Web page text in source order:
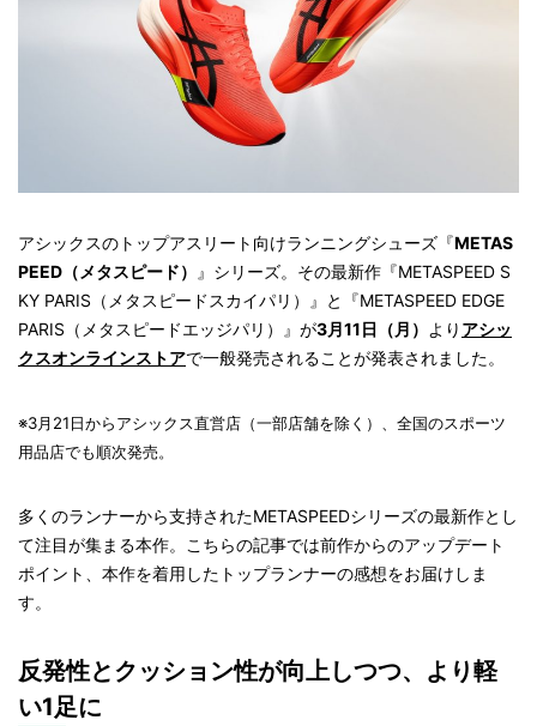
アシックスのトップアスリート向けランニングシューズ『METAS
PEED（メタスピード）
』シリーズ。その最新作『METASPEED S
KY PARIS（メタスピードスカイパリ）』と『METASPEED EDGE
PARIS（メタスピードエッジパリ）』が3月11日（月） より アシッ
クスオンラインストアで一般発売されることが発表されました。
※3月21日からアシックス直営店（一部店舗を除く）、全国のスポーツ
用品店でも順次発売。
多くのランナーから支持されたMETASPEEDシリーズの最新作とし
て注目が集まる本作。こちらの記事では前作からのアップデート
ポイント、本作を着用したトップランナーの感想をお届けしま
す。
反発性とクッション性が向上しつつ、より軽
い1足に